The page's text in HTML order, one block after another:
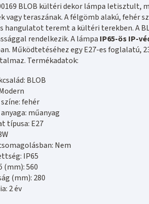
BLOB kültéri dekor lámpa letisztult,
vagy teraszának. A félgömb alakú,
hangulatot teremt a kültéri terekben. A
rendelkezik. A lámpa IP65-ös IP-
Működtetéséhez egy E27-es foglalatú,
Termékadatok:
BLOB
fehér
műanyag
típusa: E27
Nem
IP65
(mm): 560
(mm): 280
2 év